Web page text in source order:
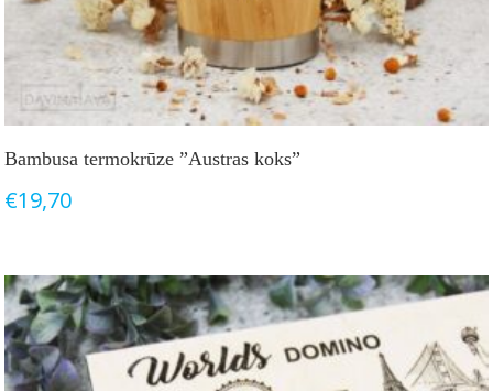
Bambusa termokrūze ”Austras koks”
€19,70